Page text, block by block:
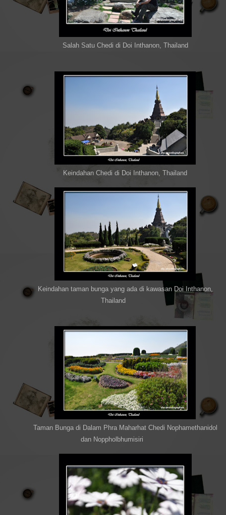
Salah Satu Chedi di Doi Inthanon, Thailand
Keindahan Chedi di Doi Inthanon, Thailand
Keindahan taman bunga yang ada di kawasan Doi Inthanon,
Thailand
Taman Bunga di Dalam Phra Maharhat Chedi Nophamethanidol
dan Noppholbhumisiri